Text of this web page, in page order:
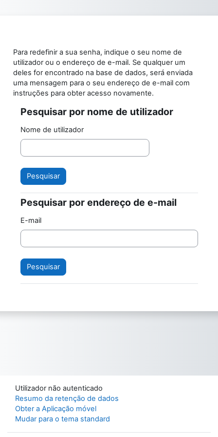
Para redefinir a sua senha, indique o seu nome de
utilizador ou o endereço de e-mail. Se qualquer um
deles for encontrado na base de dados, será enviada
uma mensagem para o seu endereço de e-mail com
instruções para obter acesso novamente.
Pesquisar por nome de utilizador
Pesquisar por nome de utilizador
Nome de utilizador
Pesquisar por endereço de e-mail
Pesquisar por endereço de e-mail
E-mail
Utilizador não autenticado
Resumo da retenção de dados
Obter a Aplicação móvel
Mudar para o tema standard